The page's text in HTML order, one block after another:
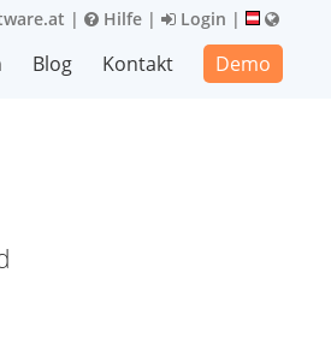
| Hilfe | Login |
Blog Kontakt Demo